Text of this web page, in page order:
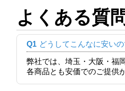
よくある質
Q1 どうしてこんなに安いの
弊社では、埼玉・大阪・福
各商品とも安価でのご提供